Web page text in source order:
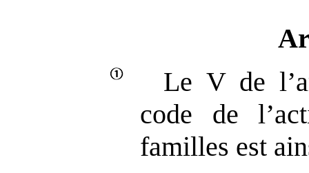
Le V de
code de
familles est